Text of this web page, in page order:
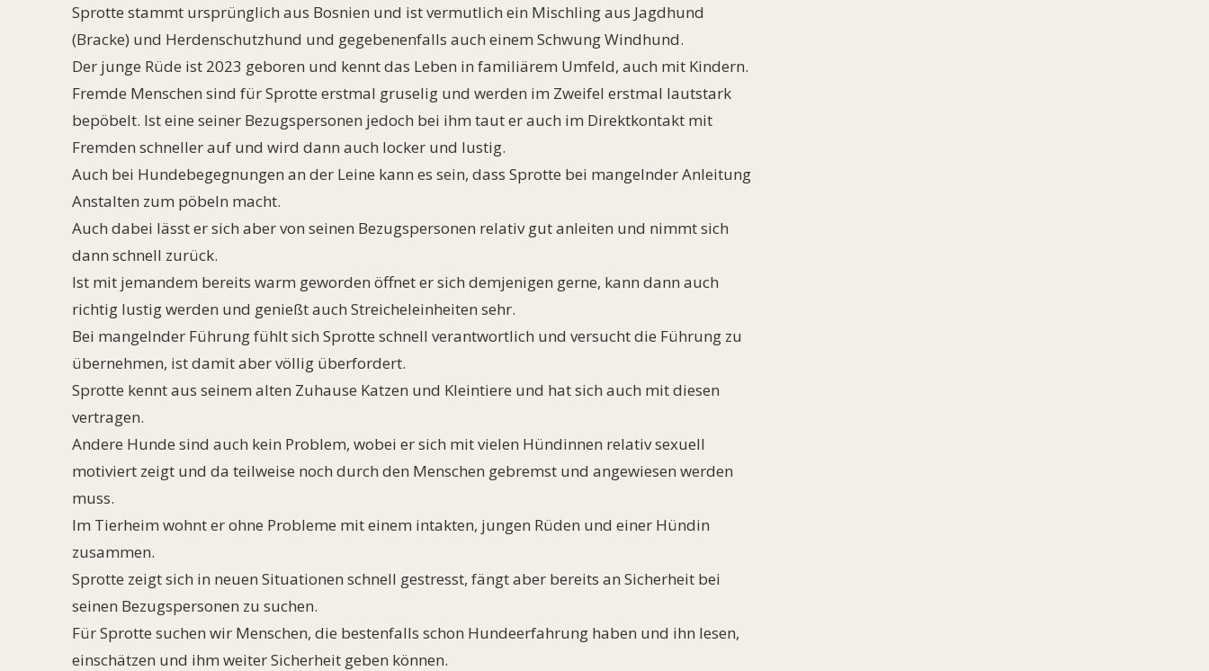
Sprotte stammt ursprünglich aus Bosnien und ist vermutlich ein Mischling aus Jagdhund
(Bracke) und Herdenschutzhund und gegebenenfalls auch einem Schwung Windhund.
Der junge Rüde ist 2023 geboren und kennt das Leben in familiärem Umfeld, auch mit Kindern.
Fremde Menschen sind für Sprotte erstmal gruselig und werden im Zweifel erstmal lautstark
bepöbelt. Ist eine seiner Bezugspersonen jedoch bei ihm taut er auch im Direktkontakt mit
Fremden schneller auf und wird dann auch locker und lustig.
Auch bei Hundebegegnungen an der Leine kann es sein, dass Sprotte bei mangelnder Anleitung
Anstalten zum pöbeln macht.
Auch dabei lässt er sich aber von seinen Bezugspersonen relativ gut anleiten und nimmt sich
dann schnell zurück.
Ist mit jemandem bereits warm geworden öffnet er sich demjenigen gerne, kann dann auch
richtig lustig werden und genießt auch Streicheleinheiten sehr.
Bei mangelnder Führung fühlt sich Sprotte schnell verantwortlich und versucht die Führung zu
übernehmen, ist damit aber völlig überfordert.
Sprotte kennt aus seinem alten Zuhause Katzen und Kleintiere und hat sich auch mit diesen
vertragen.
Andere Hunde sind auch kein Problem, wobei er sich mit vielen Hündinnen relativ sexuell
motiviert zeigt und da teilweise noch durch den Menschen gebremst und angewiesen werden
muss.
Im Tierheim wohnt er ohne Probleme mit einem intakten, jungen Rüden und einer Hündin
zusammen.
Sprotte zeigt sich in neuen Situationen schnell gestresst, fängt aber bereits an Sicherheit bei
seinen Bezugspersonen zu suchen.
Für Sprotte suchen wir Menschen, die bestenfalls schon Hundeerfahrung haben und ihn lesen,
einschätzen und ihm weiter Sicherheit geben können.